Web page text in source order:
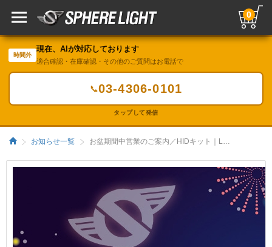
0
時間外
現在、AIが対応しております
適合確認・在庫確認・その他のご質問はお電話で
📞03-4306-0101
タップして発信
お知らせ一覧 お盆期間中営業のご案内／HIDキット｜LEDヘッドライト販売のスフィアライト